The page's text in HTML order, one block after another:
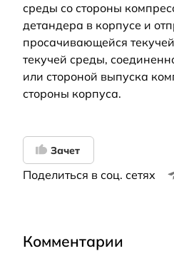
среды со стороны
детандера в корпусе и
просачивающейся
текучей среды,
или стороной выпуска
стороны корпуса.
Зачет
Поделиться в соц. сетях
Комментарии